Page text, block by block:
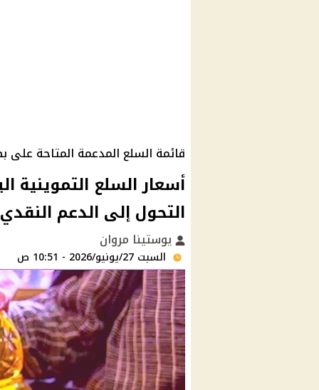
قائمة السلع المدعمة المتاحة على
التحول إلى الدعم النقدي
يوستينا مروان
السبت 27/يونيو/2026 - 10:51 ص